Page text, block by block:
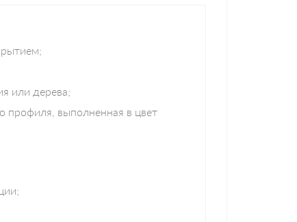
или дерева;
профиля, выполненная в цвет